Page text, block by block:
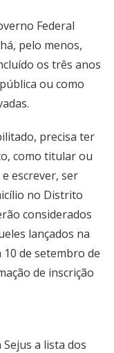
Federal
pelo menos,
os três anos
ou como
precisa ter
como titular ou
escrever, ser
no Distrito
considerados
lançados na
de setembro de
de inscrição
a lista dos